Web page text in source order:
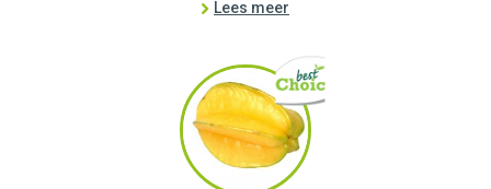
Lees meer